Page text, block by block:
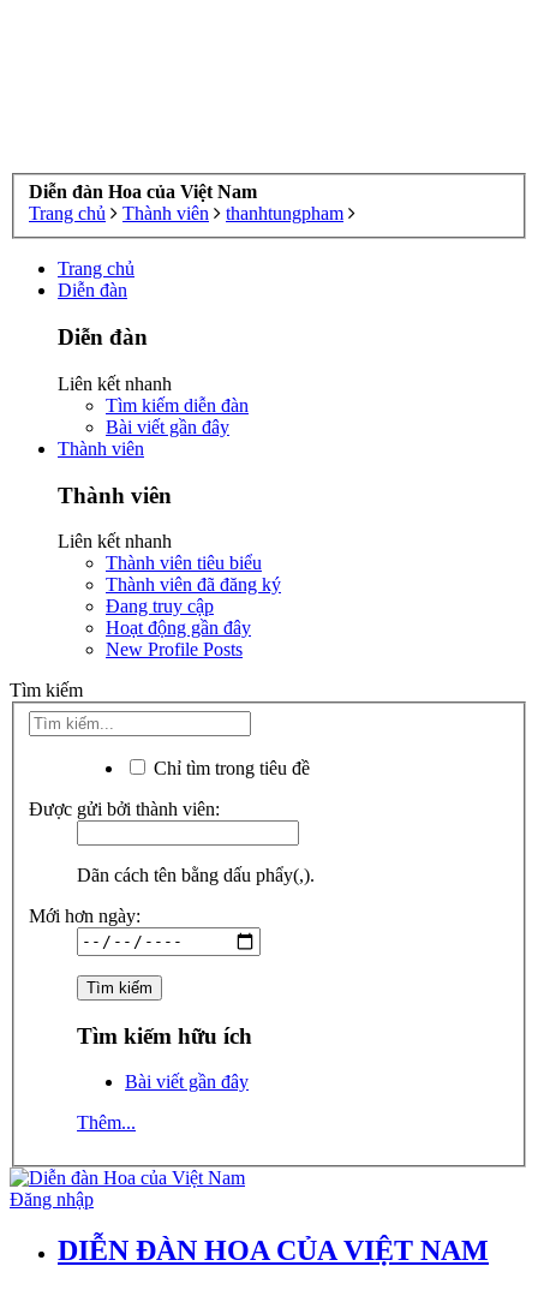
Diễn đàn Hoa của Việt Nam
Trang chủ
Thành viên thanhtungpham
Trang chủ
Diễn đàn
Diễn đàn
Liên kết nhanh
Tìm kiếm diễn đàn
Bài viết gần đây
Thành viên
Thành viên
Liên kết nhanh
Thành viên tiêu biểu
Thành viên đã đăng ký
Đang truy cập
Hoạt động gần đây
New Profile Posts
Tìm kiếm
Chỉ tìm trong tiêu đề
Được gửi bởi thành viên:
Dãn cách tên bằng dấu phẩy(,).
Mới hơn ngày:
Tìm kiếm hữu ích
Bài viết gần đây
Thêm...
Đăng nhập
DIỄN ĐÀN HOA CỦA VIỆT NAM